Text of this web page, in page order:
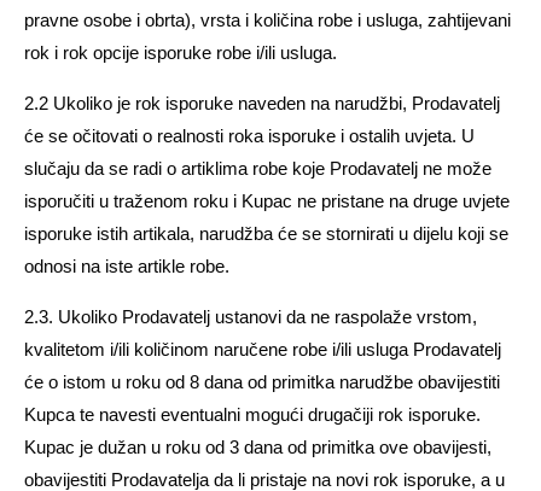
pravne osobe i obrta), vrsta i količina robe i usluga, zahtijevani
rok i rok opcije isporuke robe i/ili usluga.
2.2 Ukoliko je rok isporuke naveden na narudžbi, Prodavatelj
će se očitovati o realnosti roka isporuke i ostalih uvjeta. U
slučaju da se radi o artiklima robe koje Prodavatelj ne može
isporučiti u traženom roku i Kupac ne pristane na druge uvjete
isporuke istih artikala, narudžba će se stornirati u dijelu koji se
odnosi na iste artikle robe.
2.3. Ukoliko Prodavatelj ustanovi da ne raspolaže vrstom,
kvalitetom i/ili količinom naručene robe i/ili usluga Prodavatelj
će o istom u roku od 8 dana od primitka narudžbe obavijestiti
Kupca te navesti eventualni mogući drugačiji rok isporuke.
Kupac je dužan u roku od 3 dana od primitka ove obavijesti,
obavijestiti Prodavatelja da li pristaje na novi rok isporuke, a u